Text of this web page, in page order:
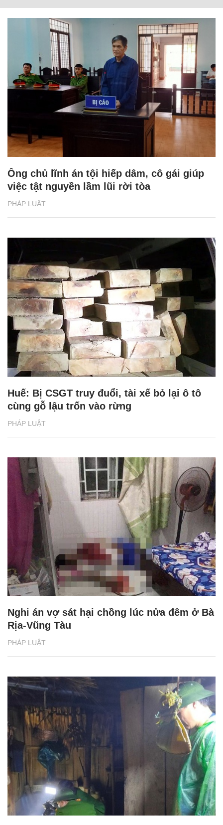
PHÁP LUẬT
Ông chủ lĩnh án tội hiếp dâm, cô gái giúp
việc tật nguyền lầm lũi rời tòa
PHÁP LUẬT
Huế: Bị CSGT truy đuổi, tài xế bỏ lại ô tô
cùng gỗ lậu trốn vào rừng
PHÁP LUẬT
Nghi án vợ sát hại chồng lúc nửa đêm ở Bà
Rịa-Vũng Tàu